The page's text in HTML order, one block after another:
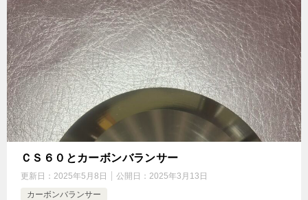
ＣＳ６０とカーボンバランサー
更新日： 2025年5月8日 公開日： 2025年3月13日
カーボンバランサー